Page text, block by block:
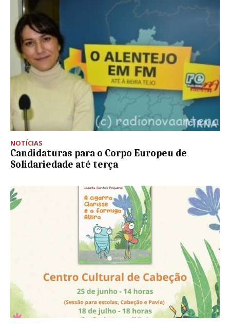
NOTÍCIAS
Candidaturas para o Corpo Europeu de
Solidariedade até terça